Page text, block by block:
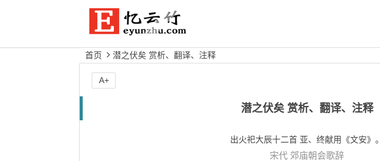
首页 潜之伏矣 赏析、翻译、注释
潜之伏矣 赏析、翻译、注释
出火祀大辰十二首 亚、终献用《文安》。
宋代 郊庙朝会歌辞
A+